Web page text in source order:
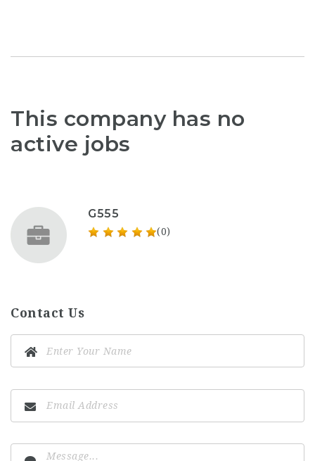
This company has no
active jobs
G555
(0)
Contact Us